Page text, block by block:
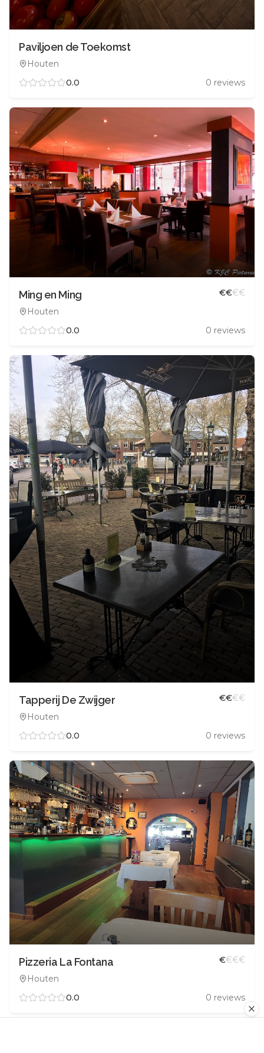
Paviljoen de Toekomst
Houten
0.0
0 reviews
Ming en Ming
Houten
€€€€
0.0 0 reviews
Tapperij De Zwijger
Houten
€€€€
0.0 0 reviews
Pizzeria La Fontana
Houten
€€€€
0.0 0 reviews